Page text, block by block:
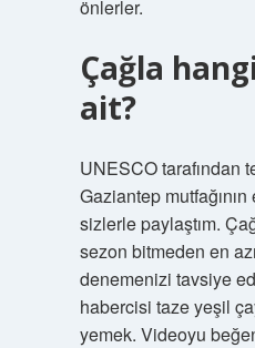
önlerler.
Çağla
ait?
UNESCO tarafından
Gaziantep
sizlerle paylaştım.
sezon bitmeden en
denemenizi tavsiye
habercisi taze yeşil
yemek. Videoyu